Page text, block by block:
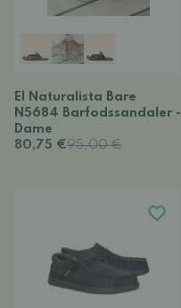
El Naturalista Bare
N5684 Barfodssandaler -
Dame
80,75 €95,00 €